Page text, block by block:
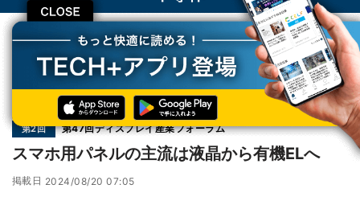
CLOSE
TECH+ テクノロジー
半導体
スマホ用パネルの主流は液晶から有機ELへ
第2回 第47回ディスプレイ産業フォーラム
スマホ用パネルの主流は液晶から有機ELへ
掲載日 2024/08/20 07:05